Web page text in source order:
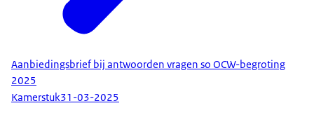
Aanbiedingsbrief bij antwoorden vragen so OCW-begroting
2025
Kamerstuk31-03-2025